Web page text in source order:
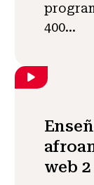
400...
web 2